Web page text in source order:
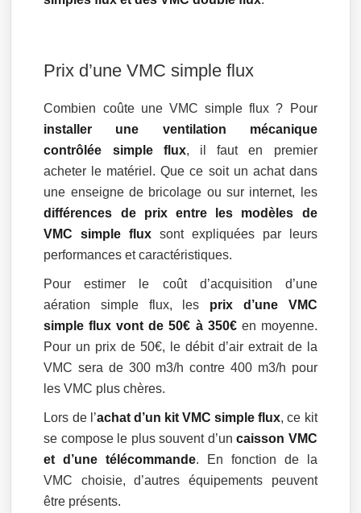
Prix d’une VMC simple flux
Combien coûte une VMC simple flux ? Pour
installer une ventilation mécanique
contrôlée simple flux, il faut en premier
acheter le matériel. Que ce soit un achat dans
une enseigne de bricolage ou sur internet, les
différences de prix entre les modèles de
VMC simple flux sont expliquées par leurs
performances et caractéristiques.
Pour estimer le coût d’acquisition d’une
aération simple flux, les prix d’une VMC
simple flux vont de 50€ à 350€en moyenne.
Pour un prix de 50€, le débit d’air extrait de la
VMC sera de 300 m3/h contre 400 m3/h pour
les VMC plus chères.
Lors de l’achat d’un kit VMC simple flux, ce kit
se compose le plus souvent d’uncaisson VMC
et d’une télécommande. En fonction de la
VMC choisie, d’autres équipements peuvent
être présents.